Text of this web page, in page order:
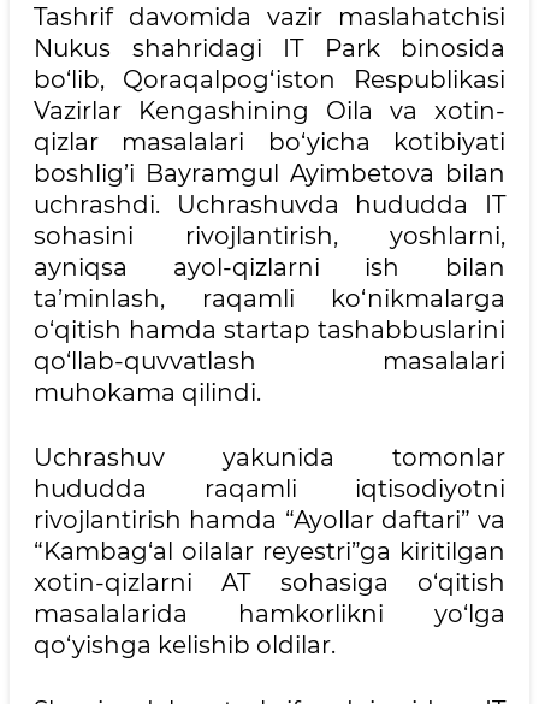
Tashrif davomida vazir maslahatchisi
Nukus shahridagi IT Park binosida
bo‘lib, Qoraqalpog‘iston Respublikasi
Vazirlar Kengashining Oila va xotin-
qizlar masalalari bo‘yicha kotibiyati
boshlig’i Bayramgul Ayimbetova bilan
uchrashdi. Uchrashuvda hududda IT
sohasini rivojlantirish, yoshlarni,
ayniqsa ayol-qizlarni ish bilan
ta’minlash, raqamli ko‘nikmalarga
o‘qitish hamda startap tashabbuslarini
qo‘llab-quvvatlash masalalari
muhokama qilindi.
Uchrashuv yakunida tomonlar
hududda raqamli iqtisodiyotni
rivojlantirish hamda “Ayollar daftari” va
“Kambag‘al oilalar reyestri”ga kiritilgan
xotin-qizlarni AT sohasiga o‘qitish
masalalarida hamkorlikni yo‘lga
qo‘yishga kelishib oldilar.